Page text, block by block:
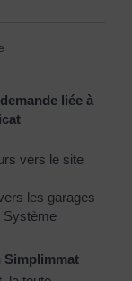
liée à
vers le site
les garages
Système
Simplimmat